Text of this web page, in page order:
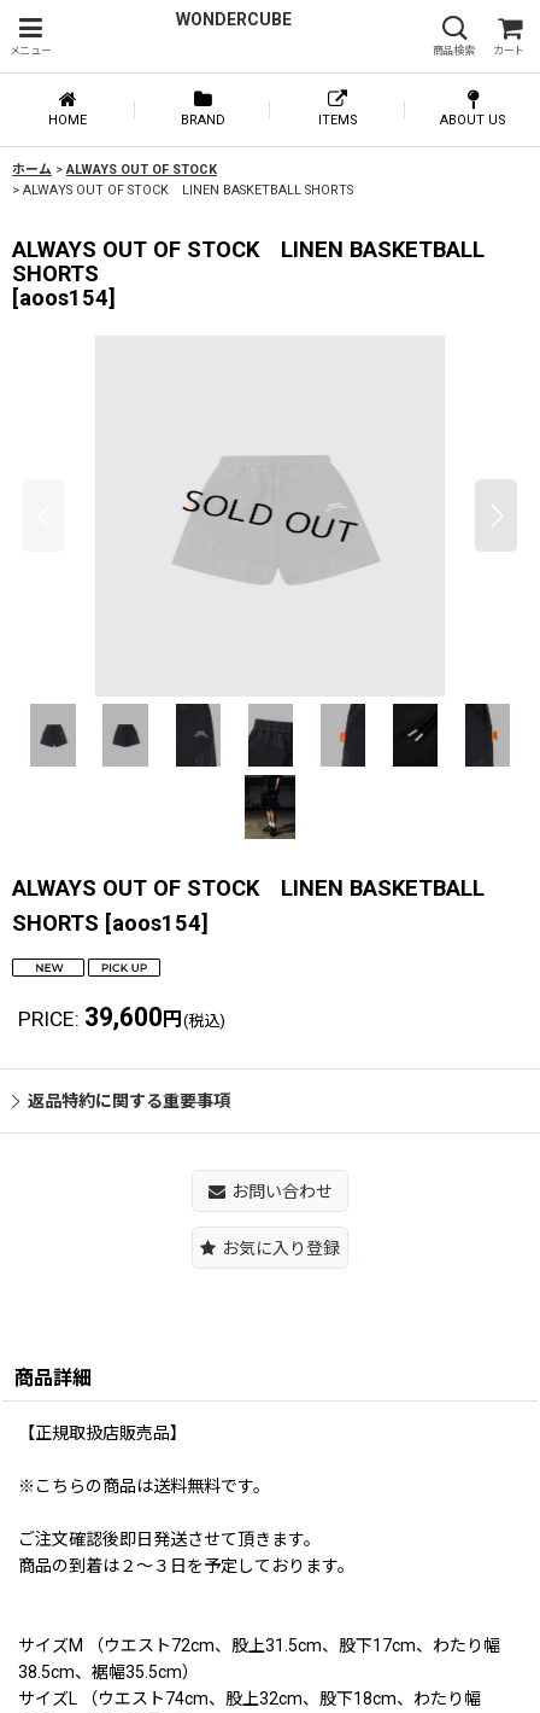
メニュー
WONDERCUBE
商品検索 カート
HOME BRAND ITEMS ABOUT US
ホーム > ALWAYS OUT OF STOCK
> ALWAYS OUT OF STOCK LINEN BASKETBALL SHORTS
ALWAYS OUT OF STOCK LINEN BASKETBALL
SHORTS
[aoos154]
ALWAYS OUT OF STOCK LINEN BASKETBALL
SHORTS [aoos154]
PRICE: 39,600 円 (税込)
返品特約に関する重要事項
お問い合わせ
お気に入り登録
商品詳細
【正規取扱店販売品】
※こちらの商品は送料無料です。
ご注文確認後即日発送させて頂きます。
商品の到着は２〜３日を予定しております。
サイズM （ウエスト72cm、股上31.5cm、股下17cm、わたり幅
38.5cm、裾幅35.5cm）
サイズL （ウエスト74cm、股上32cm、股下18cm、わたり幅